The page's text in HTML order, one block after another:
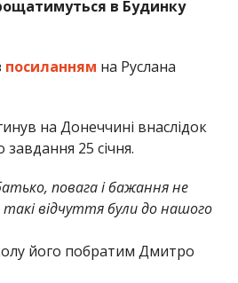
в Будинку
посиланням на Руслана
на Донеччині внаслідок
25 січня.
повага і бажання не
відчуття були до нашого
його побратим Дмитро